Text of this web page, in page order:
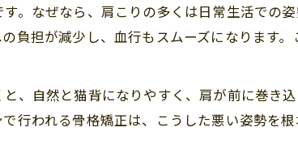
。なぜなら、肩こりの多くは日常生活での
負担が減少し、血行もスムーズになります
、自然と猫背になりやすく、肩が前に巻き
行われる骨格矯正は、こうした悪い姿勢を